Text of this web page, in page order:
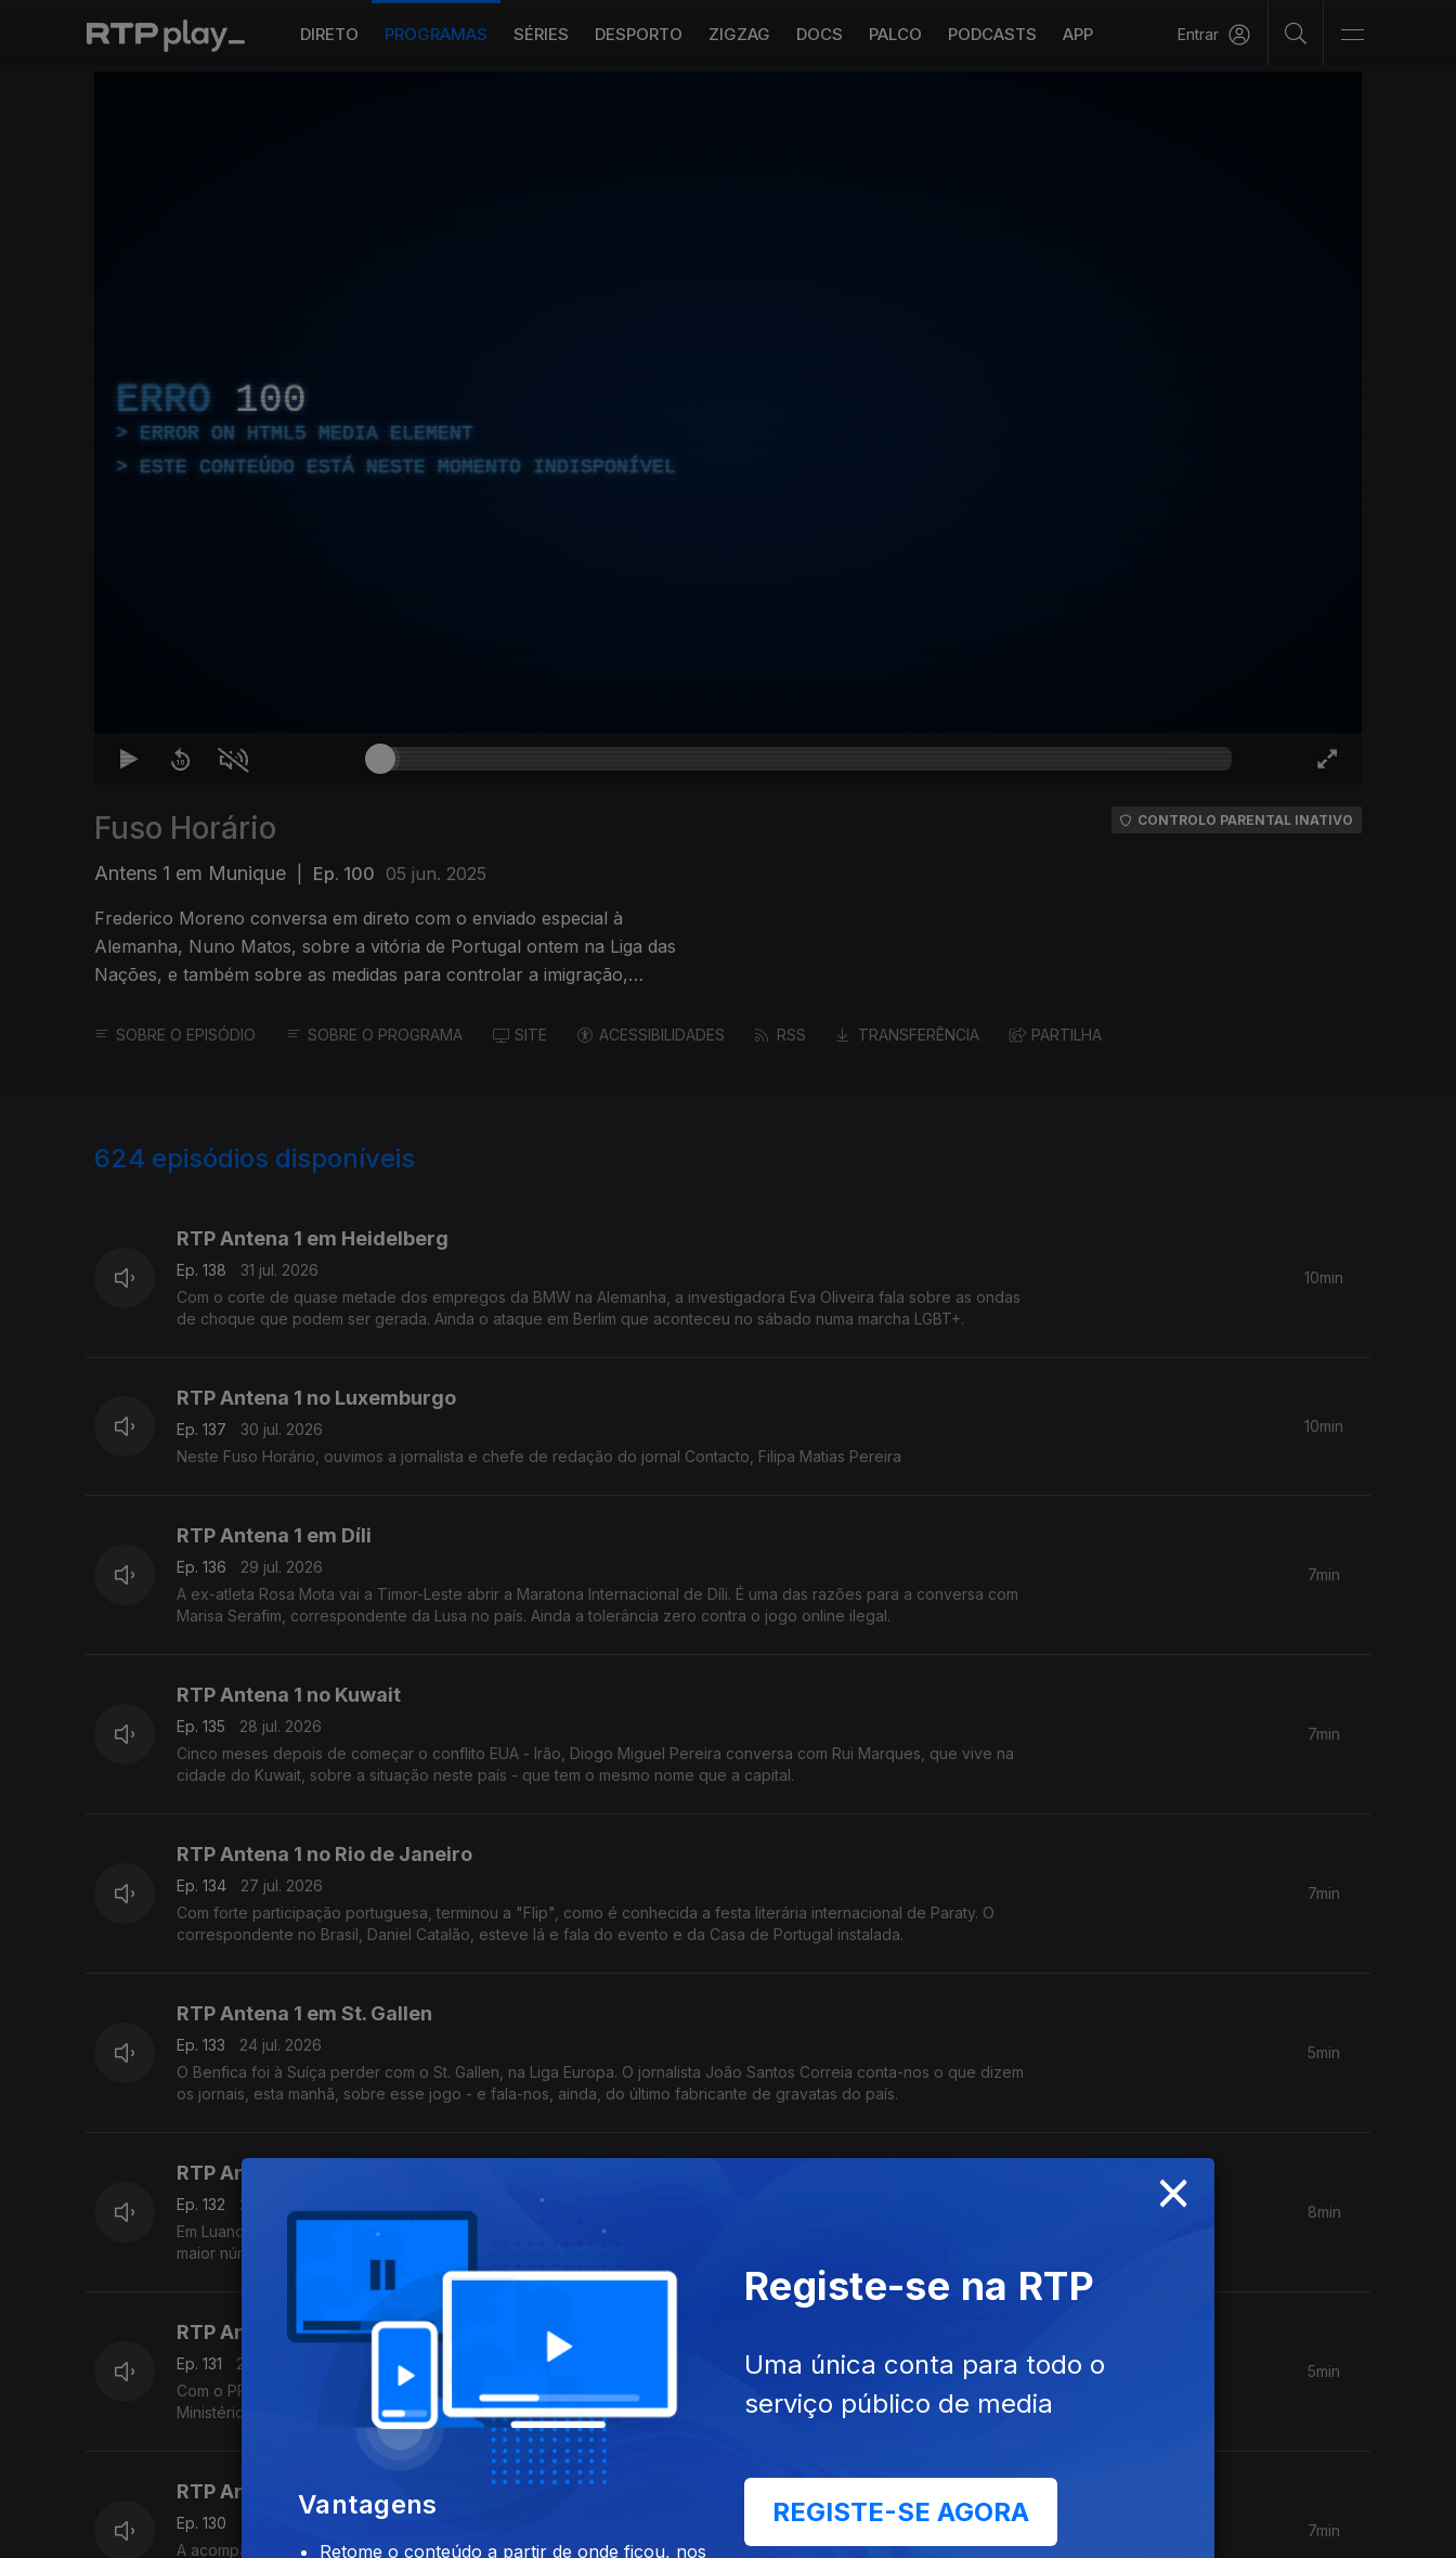
DIRETO PROGRAMAS SÉRIES DESPORTO ZIGZAG DOCS PALCO PODCASTS APP Entrar
ERRO 100
ERROR ON HTML5 MEDIA ELEMENT
ESTE CONTEÚDO ESTÁ NESTE MOMENTO INDISPONÍVEL
Fuso Horário
Antens 1 em Munique Ep. 100 05 jun. 2025
Frederico Moreno conversa em direto com o enviado especial à
Alemanha, Nuno Matos, sobre a vitória de Portugal ontem na Liga das
Nações, e também sobre as medidas para controlar a imigração,
CONTROLO PARENTAL INATIVO
SOBRE O EPISÓDIO SOBRE O PROGRAMA SITE ACESSIBILIDADES RSS TRANSFERÊNCIA PARTILHA
624 episódios disponíveis
RTP Antena 1 em Heidelberg
Ep. 138
31 jul. 2026
Com o corte de quase metade dos empregos da BMW na Alemanha, a investigadora Eva Oliveira fala sobre as ondas
de choque que podem ser gerada. Ainda o ataque em Berlim que aconteceu no sábado numa marcha LGBT+.
10min
RTP Antena 1 no Luxemburgo
Ep. 137
30 jul. 2026
Neste Fuso Horário, ouvimos a jornalista e chefe de redação do jornal Contacto, Filipa Matias Pereira
10min
RTP Antena 1 em Díli
Ep. 136
29 jul. 2026
A ex-atleta Rosa Mota vai a Timor-Leste abrir a Maratona Internacional de Díli. É uma das razões para a conversa com
Marisa Serafim, correspondente da Lusa no país. Ainda a tolerância zero contra o jogo online ilegal.
7min
RTP Antena 1 no Kuwait
Ep. 135
28 jul. 2026
Cinco meses depois de começar o conflito EUA - Irão, Diogo Miguel Pereira conversa com Rui Marques, que vive na
cidade do Kuwait, sobre a situação neste país - que tem o mesmo nome que a capital.
7min
RTP Antena 1 no Rio de Janeiro
Ep. 134
27 jul. 2026
Com forte participação portuguesa, terminou a "Flip", como é conhecida a festa literária internacional de Paraty. O
correspondente no Brasil, Daniel Catalão, esteve lá e fala do evento e da Casa de Portugal instalada.
7min
RTP Antena 1 em St. Gallen
Ep. 133
24 jul. 2026
O Benfica foi à Suíça perder com o St. Gallen, na Liga Europa. O jornalista João Santos Correia conta-nos o que dizem
os jornais, esta manhã, sobre esse jogo - e fala-nos, ainda, do último fabricante de gravatas do país.
5min
RTP Antena 1 em Luanda
Ep. 132
23 jul. 2026
Em Luanda, capital de Angola, vamos à FILDA, a feira internacional que vai na 41ª edição e que regista, este ano, o
maior número de participações de sempre. O jornalista José Silva fala-nos deste encontro empresarial.
8min
RTP Antena 1 na Cidade da Praia
Ep. 131
22 jul. 2026
Com o PR em Cabo Verde, a enviada especial Inês Ameixa conta-nos que em destaque no país está a acusação do
Ministério Público ao Primeiro-Ministro Francisco Carvalho, que está a ser acusado de corrupção.
5min
RTP Antena 1 em Roma
Ep. 130
A acompanhar Luís Montenegro em Itália e na Grécia, o enviado da RTP Pedro Zambujo conta a tensão vivida em
7min
×
Vantagens
Retome o conteúdo a partir de onde ficou, nos
Registe-se na RTP
Uma única conta para todo o
serviço público de media
REGISTE-SE AGORA